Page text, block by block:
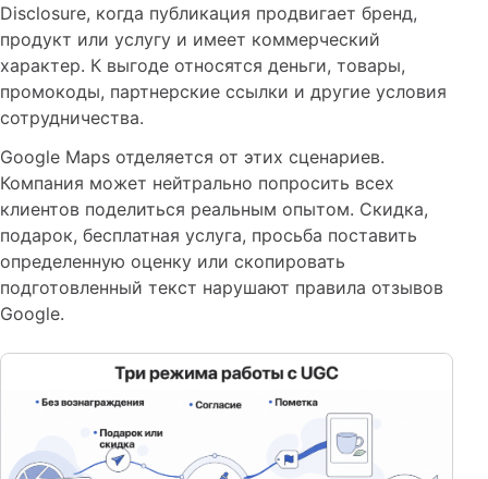
Disclosure, когда публикация продвигает бренд,
продукт или услугу и имеет коммерческий
характер. К выгоде относятся деньги, товары,
промокоды, партнерские ссылки и другие условия
сотрудничества.
Google Maps отделяется от этих сценариев.
Компания может нейтрально попросить всех
клиентов поделиться реальным опытом. Скидка,
подарок, бесплатная услуга, просьба поставить
определенную оценку или скопировать
подготовленный текст нарушают правила отзывов
Google.